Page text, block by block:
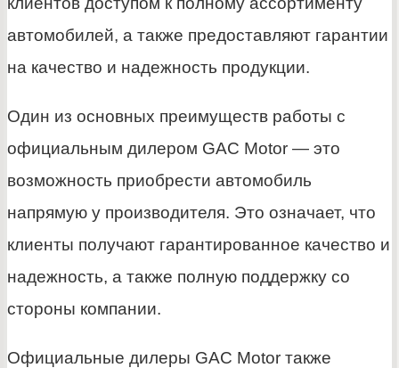
автомобилей, а также предоставляют гарантии
на качество и надежность продукции.
Один из основных преимуществ работы с
официальным дилером GAC Motor — это
возможность приобрести автомобиль
напрямую у производителя. Это означает, что
клиенты получают гарантированное качество и
надежность, а также полную поддержку со
стороны компании.
Официальные дилеры GAC Motor также